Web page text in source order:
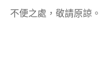
不便之處，敬請原諒。